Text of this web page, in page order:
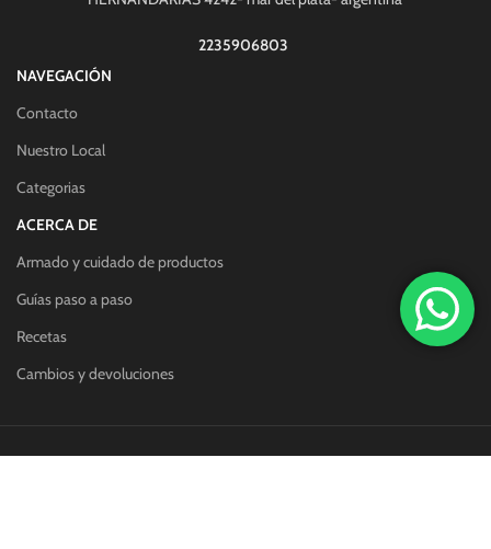
2235906803
NAVEGACIÓN
Contacto
Nuestro Local
Categorias
ACERCA DE
Armado y cuidado de productos
Guías paso a paso
Recetas
Cambios y devoluciones